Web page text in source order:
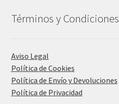
Términos y Condiciones
Aviso Legal
Política de Cookies
Política de Envío y Devoluciones
Política de Privacidad